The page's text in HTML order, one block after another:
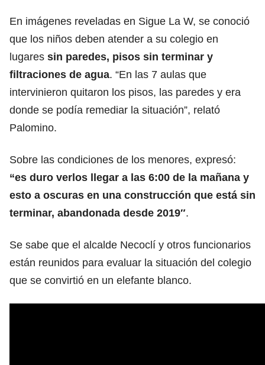
En imágenes reveladas en Sigue La W, se conoció
que los niños deben atender a su colegio en
lugares sin paredes, pisos sin terminar y
filtraciones de agua. “En las 7 aulas que
intervinieron quitaron los pisos, las paredes y era
donde se podía remediar la situación”, relató
Palomino.
Sobre las condiciones de los menores, expresó:
“es duro verlos llegar a las 6:00 de la mañana y
esto a oscuras en una construcción que está sin
terminar, abandonada desde 2019″.
Se sabe que el alcalde Necoclí y otros funcionarios
están reunidos para evaluar la situación del colegio
que se convirtió en un elefante blanco.